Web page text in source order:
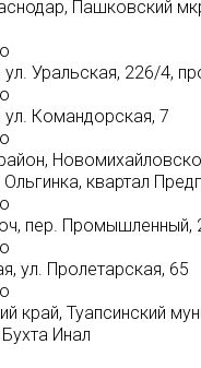
Пашковский
ул. Уральская, 226/4,
ул. Командорская, 7
квартал
пер. Промышленный,
ул. Пролетарская, 65
край, Туапсинский
Инал